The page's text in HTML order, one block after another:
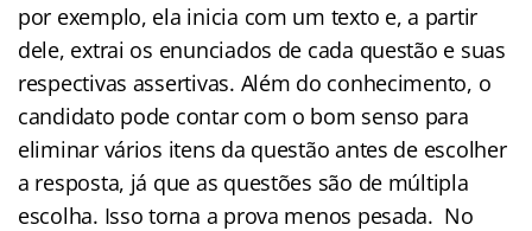
por exemplo, ela inicia com um texto e, a partir
dele, extrai os enunciados de cada questão e suas
respectivas assertivas. Além do conhecimento, o
candidato pode contar com o bom senso para
eliminar vários itens da questão antes de escolher
a resposta, já que as questões são de múltipla
escolha. Isso torna a prova menos pesada. No